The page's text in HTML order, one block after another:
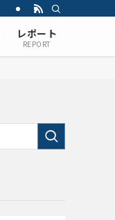
レポート
REPORT